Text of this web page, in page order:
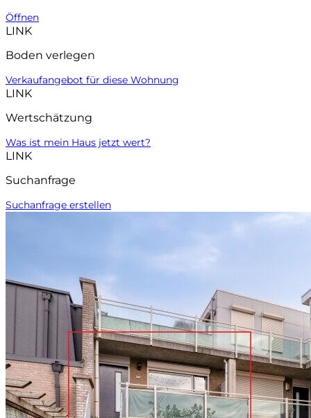
Öffnen
LINK
Boden verlegen
Verkaufangebot für diese Wohnung
LINK
Wertschätzung
Was ist mein Haus jetzt wert?
LINK
Suchanfrage
Suchanfrage erstellen